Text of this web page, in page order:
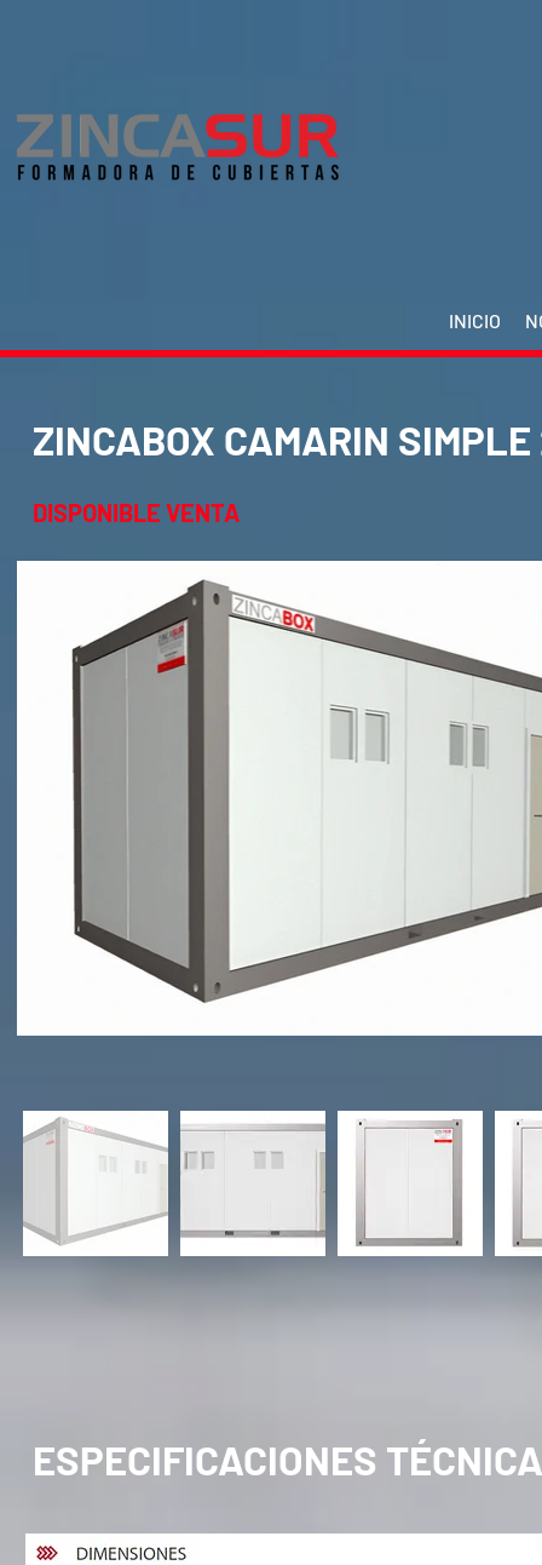
INICIO
ZINCABOX CAMARIN
DISPONIBLE VENTA
ESPECIFICACIONES